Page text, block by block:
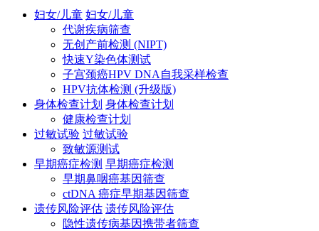
妇女/儿童 妇女/儿童
代谢疾病筛查
无创产前检测 (NIPT)
快速Y染色体测试
子宫颈癌HPV DNA自我采样检查
HPV抗体检测 (升级版)
身体检查计划 身体检查计划
健康检查计划
过敏试验 过敏试验
致敏源测试
早期癌症检测 早期癌症检测
早期鼻咽癌基因筛查
ctDNA 癌症早期基因筛查
遗传风险评估 遗传风险评估
隐性遗传病基因携带者筛查